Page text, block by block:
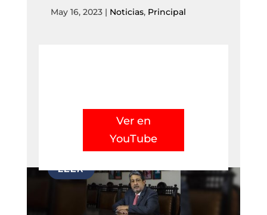
May 16, 2023| Noticias, Principal
Ver en
YouTube